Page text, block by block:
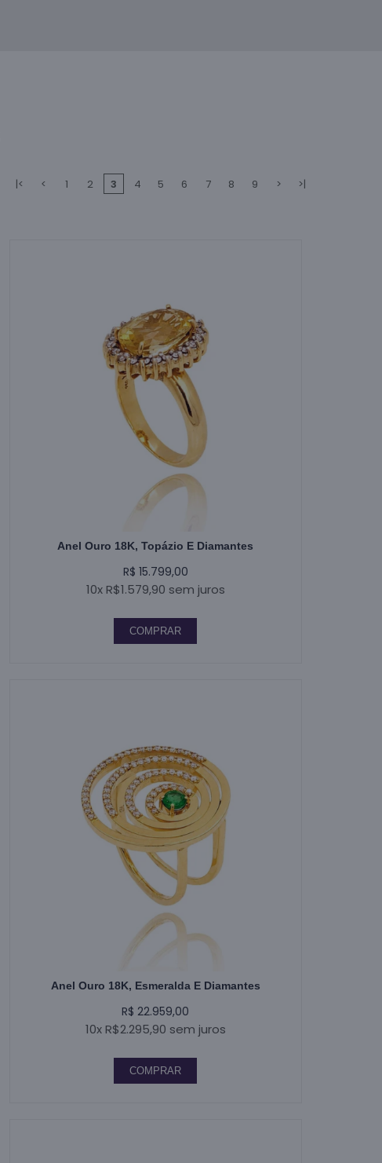
|< < 1 2 3 4 5 6 7 8 9 > >|
Anel Ouro 18K, Topázio E Diamantes
R$ 15.799,00
10x R$1.579,90 sem juros
COMPRAR
Anel Ouro 18K, Esmeralda E Diamantes
R$ 22.959,00
10x R$2.295,90 sem juros
COMPRAR